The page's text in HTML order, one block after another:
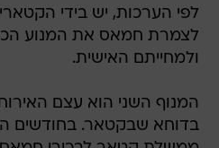
לפי הערכות, יש בידי
לצמרת חמאס את המנוע
ולמחייתם האישית.
המנוף השני הוא עצם
בדוחא שבקטאר. בחודשים